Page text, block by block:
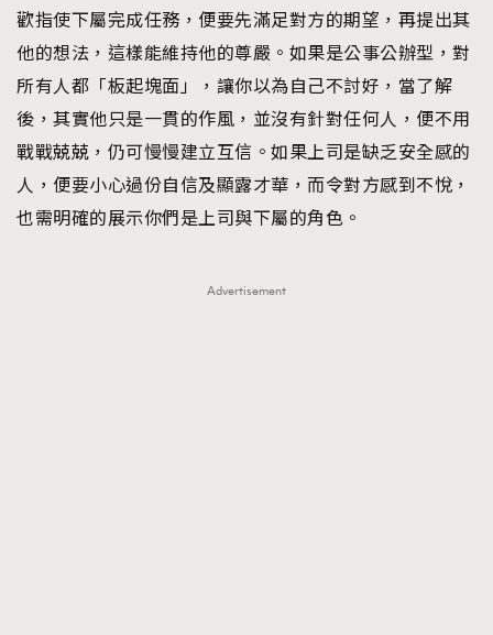
TRENDING
AFrenchMind
DressLikeAParisienne
EmpowerF
FashionWeek FigaroAesthetic
歡指使下屬完成任務，便要先滿足對方的期望，再提出其
他的想法，這樣能維持他的尊嚴。如果是公事公辦型，對
所有人都「板起塊面」，讓你以為自己不討好，當了解
後，其實他只是一貫的作風，並沒有針對任何人，便不用
戰戰兢兢，仍可慢慢建立互信。如果上司是缺乏安全感的
人，便要小心過份自信及顯露才華，而令對方感到不悅，
也需明確的展示你們是上司與下屬的角色。
Advertisement